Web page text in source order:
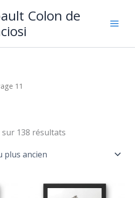
Colon de
11
sur 138 résultats